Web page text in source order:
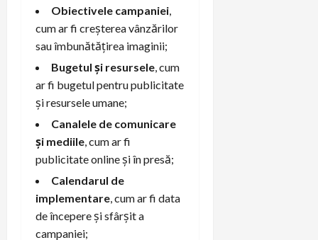
Obiectivele campaniei,
cum ar fi creșterea vânzărilor
sau îmbunătățirea imaginii;
Bugetul și resursele, cum
ar fi bugetul pentru publicitate
și resursele umane;
Canalele de comunicare
și mediile, cum ar fi
publicitate online și în presă;
Calendarul de
implementare, cum ar fi data
de începere și sfârșit a
campaniei;